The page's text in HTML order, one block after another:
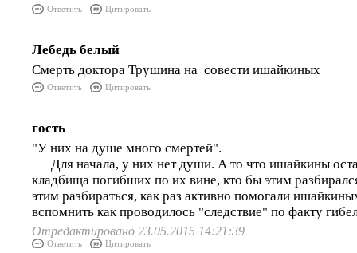
Ответить Цитировать
Лебедь белый
Смерть доктора Трушина на совести ишайкиных
Ответить Цитировать
гость
"У них на душе много смертей".
Для начала, у них нет души. А то что ишайкины
кладбища погибших по их вине, кто бы этим
этим разбираться, как раз активно помогали
вспомнить как проводилось "следствие" по факту
Отредактировано 23.05.2015 14:21:39
Ответить Цитировать